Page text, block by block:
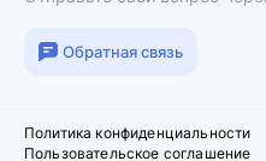
Обратная связь
Политика конфиденциальности
Пользовательское соглашение